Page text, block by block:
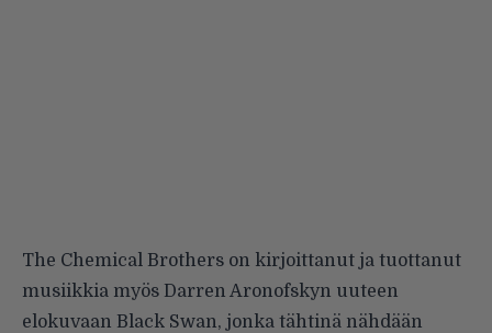
The Chemical Brothers on kirjoittanut ja tuottanut
musiikkia myös Darren Aronofskyn uuteen
elokuvaan Black Swan, jonka tähtinä nähdään